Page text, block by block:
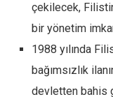
Dünya
çekilecek,
bir yönetim
1988 yılında
bağımsızlık
devletten bahis